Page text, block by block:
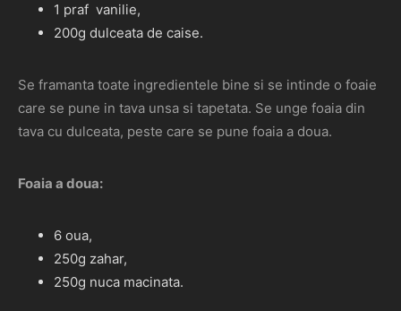
1 praf vanilie,
200g dulceata de caise.
Se framanta toate ingredientele bine si se intinde o foaie
care se pune in tava unsa si tapetata. Se unge foaia din
tava cu dulceata, peste care se pune foaia a doua.
Foaia a doua:
6 oua,
250g zahar,
250g nuca macinata.